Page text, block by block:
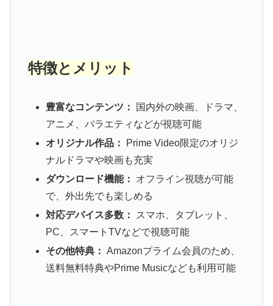
特徴とメリット
豊富なコンテンツ：
国内外の映画、ドラマ、
アニメ、バラエティなどが視聴可能
オリジナル作品：
Prime Video限定のオリジ
ナルドラマや映画も充実
ダウンロード機能：
オフライン視聴が可能
で、外出先でも楽しめる
対応デバイス多数：
スマホ、タブレット、
PC、スマートTVなどで視聴可能
その他特典： Amazonプライム会員のため、
送料無料特典やPrime Musicなども利用可能